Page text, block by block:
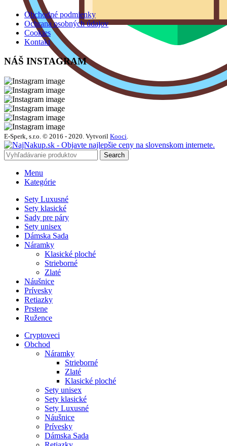
Obchodné podmienky
Ochrana osobných údajov
Cookies
Kontakt
NÁŠ INSTAGRAM
E-Sperk, s.r.o. © 2016 - 2020. Vytvoril Kooci.
Search
Menu
Kategórie
Sety Luxusné
Sety klasické
Sady pre páry
Sety unisex
Dámska Sada
Náramky
Klasické ploché
Strieborné
Zlaté
Náušnice
Prívesky
Retiazky
Prstene
Ružence
Cryptoveci
Obchod
Náramky
Strieborné
Zlaté
Klasické ploché
Sety unisex
Sety klasické
Sety Luxusné
Náušnice
Prívesky
Dámska Sada